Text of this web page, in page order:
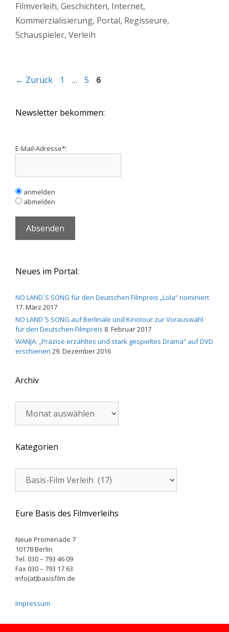
Filmverleih, Geschichten, Internet,
Kommerzialisierung, Portal, Regisseure,
Schauspieler, Verleih
← Zurück Seite
1 … Seite
5 Seite
6
Newsletter bekommen:
E-Mail-Adresse*:
anmelden
abmelden
Neues im Portal:
NO LAND´S SONG für den Deutschen Filmpreis „Lola“ nominiert
17. März 2017
NO LAND´S SONG auf Berlinale und Kinotour zur Vorauswahl
für den Deutschen Filmpreis 8. Februar 2017
WANJA: „Präzise erzähltes und stark gespieltes Drama“ auf DVD
erschienen 29. Dezember 2016
Archiv
Kategorien
Eure Basis des Filmverleihs
Neue Promenade 7
10178 Berlin
Tel. 030 – 793 46 09
Fax 030 – 793 17 63
info(at)basisfilm.de
Impressum